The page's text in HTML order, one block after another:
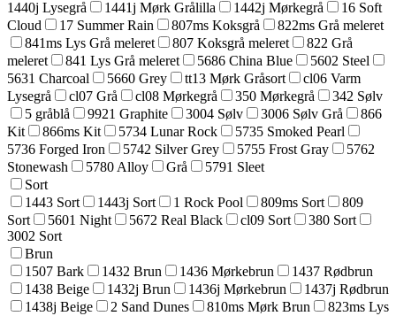
1440j Lysegrå
1441j Mørk Grålilla 1442j Mørkegrå
16 Soft
Cloud
17 Summer Rain 807ms Koksgrå
822ms Grå meleret
841ms Lys Grå meleret
807 Koksgrå meleret
822 Grå
meleret
841 Lys Grå meleret 5686 China Blue
5602 Steel
5631 Charcoal
5660 Grey tt13 Mørk Gråsort
cl06 Varm
Lysegrå
cl07 Grå cl08 Mørkegrå 350 Mørkegrå
342 Sølv
5 gråblå
9921 Graphite 3004 Sølv 3006 Sølv Grå
866
Kit
866ms Kit 5734 Lunar Rock
5735 Smoked Pearl
5736 Forged Iron
5742 Silver Grey 5755 Frost Gray
5762
Stonewash
5780 Alloy Grå
5791 Sleet
Sort
1443 Sort
1443j Sort 1 Rock Pool 809ms Sort
809
Sort
5601 Night 5672 Real Black cl09 Sort
380 Sort
3002 Sort
Brun
1507 Bark
1432 Brun 1436 Mørkebrun
1437 Rødbrun
1438 Beige
1432j Brun 1436j Mørkebrun
1437j Rødbrun
1438j Beige
2 Sand Dunes 810ms Mørk Brun
823ms Lys